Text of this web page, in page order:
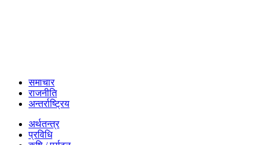
समाचार
राजनीति
अन्तर्राष्ट्रिय
अर्थतन्त्र
प्रविधि